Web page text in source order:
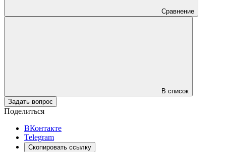
Сравнение
В список
Задать вопрос
Поделиться
ВКонтакте
Telegram
Скопировать ссылку